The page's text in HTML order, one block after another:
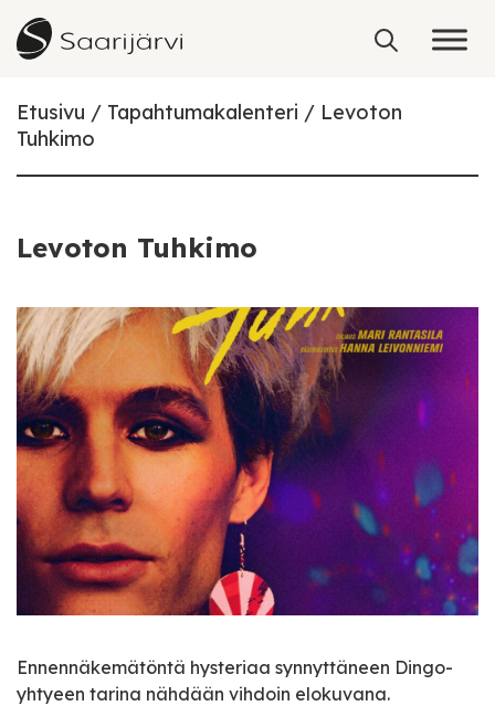
Skip to content
Etusivu Tapahtumakalenteri
Levoton
Tuhkimo
Levoton Tuhkimo
Ennennäkemätöntä hysteriaa synnyttäneen Dingo-
yhtyeen tarina nähdään vihdoin elokuvana.